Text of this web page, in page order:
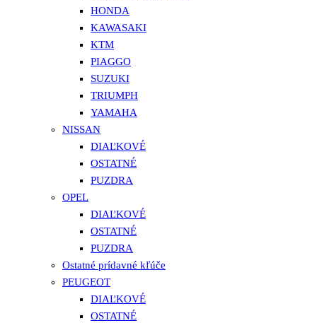
HONDA
KAWASAKI
KTM
PIAGGO
SUZUKI
TRIUMPH
YAMAHA
NISSAN
DIAĽKOVÉ
OSTATNÉ
PUZDRA
OPEL
DIAĽKOVÉ
OSTATNÉ
PUZDRA
Ostatné prídavné kľúče
PEUGEOT
DIAĽKOVÉ
OSTATNÉ